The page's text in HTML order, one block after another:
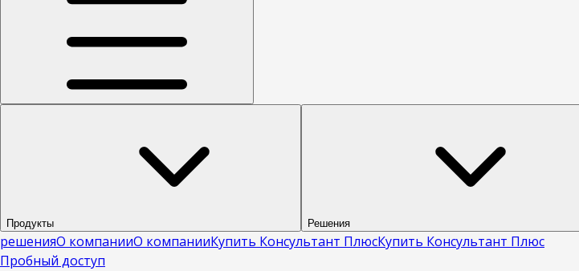
Продукты Решения
решенияО компанииО компанииКупить Консультант ПлюсКупить Консультант Плюс
Пробный доступ